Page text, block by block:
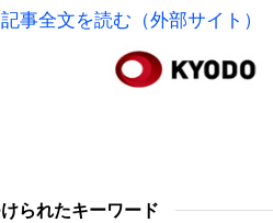
記事全文を読む（外部サイト）
られたキーワード